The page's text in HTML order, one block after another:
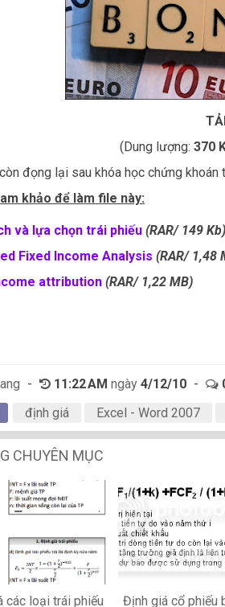
(Dung lượng: 370
đọng lại sau khóa học chứng
khảo để làm file này:
và lựa chọn trái phiếu (RAR/ 149 Kb)
Fixed Income Analysis (RAR/ 1,48
attribution (RAR/ 1,22 MB)
- 11:22 AM ngày 4/12/10 -
định giá Excel - Word 2007
CHUYÊN MỤC
các loại trái phiếu
Định giá cổ phiếu